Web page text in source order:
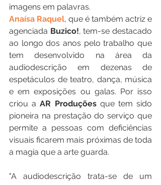
imagens em palavras.
Anaísa Raquel, que é também actriz e
agenciada Buzico!, tem-se destacado
ao longo dos anos pelo trabalho que
tem desenvolvido na área da
audiodescrição em dezenas de
espetáculos de teatro, dança, música
e em exposições ou galas. Por isso
criou a AR Produções que tem sido
pioneira na prestação do serviço que
permite a pessoas com deficiências
visuais ficarem mais próximas de toda
a magia que a arte guarda.
"A audiodescrição trata-se de um